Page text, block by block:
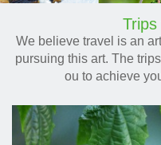
We believe travel is an
pursuing this art. The
ou to achieve